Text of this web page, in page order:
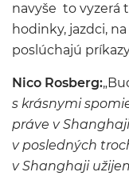
navyše to vyzerá
hodinky, jazdci,
poslúchajú
Nico Rosberg:
s krásnymi
práve v
v posledných
v Shanghaji